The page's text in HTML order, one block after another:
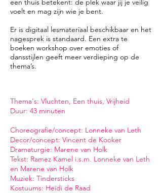
een thuis betekent: de plek waar jij je veilig
voelt en mag zijn wie je bent.
Er is digitaal lesmateriaal beschikbaar en het
nagesprek is standaard. Een extra te
boeken workshop over emoties of
dansstijlen geeft meer verdieping op de
thema’s.
Thema's: Vluchten, Een thuis, Vrijheid
Duur: 43 minuten
Choreografie/concept: Lonneke van Leth
Decor/concept: Vincent de Kooker
Dramaturgie: Marene van Holk
Tekst: Ramez Kamel i.s.m. Lonneke van Leth
en Marene van Holk
Muziek: Tindersticks
Kostuums: Heidi de Raad